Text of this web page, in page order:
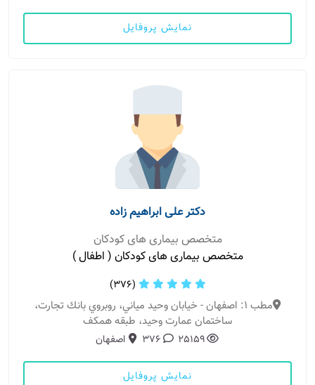
نمایش پروفایل
دکتر علی ابراهیم زاده
متخصص بیماری های کودکان
متخصص بیماری های کودکان ( اطفال )
(376)
مطب 1: اصفهان - خيابان وحيد مياني، روبروي بانك تجارت،
ساختمان عمارت وحيد، طبقه همكف
25159
376 اصفهان
نمایش پروفایل